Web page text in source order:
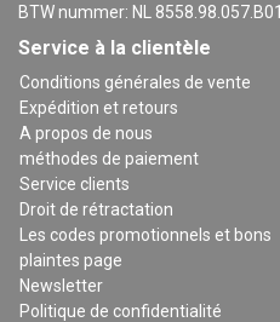
BTW nummer: NL 8558.98.057.B01
Service à la clientèle
Conditions générales de vente
Expédition et retours
A propos de nous
méthodes de paiement
Service clients
Droit de rétractation
Les codes promotionnels et bons
plaintes page
Newsletter
Politique de confidentialité